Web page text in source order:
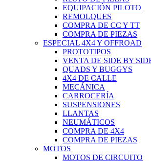
EQUIPACIÓN PILOTO
REMOLQUES
COMPRA DE CC Y TT
COMPRA DE PIEZAS
ESPECIAL 4X4 Y OFFROAD
PROTOTIPOS
VENTA DE SIDE BY
QUADS Y BUGGYS
4X4 DE CALLE
MECÁNICA
CARROCERÍA
SUSPENSIONES
LLANTAS
NEUMÁTICOS
COMPRA DE 4X4
COMPRA DE PIEZAS
MOTOS
MOTOS DE CIRCUITO